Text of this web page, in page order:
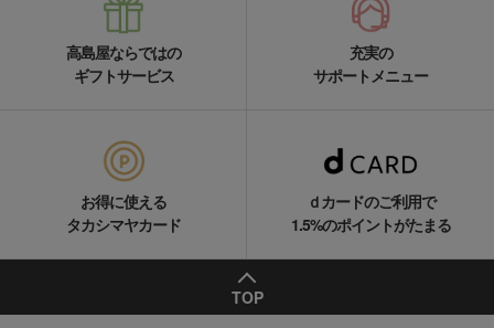
高島屋ならではの
ギフトサービス
充実の
サポートメニュー
お得に使える
タカシマヤカード
ｄカードのご利用で
1.5%のポイントがたまる
TOP